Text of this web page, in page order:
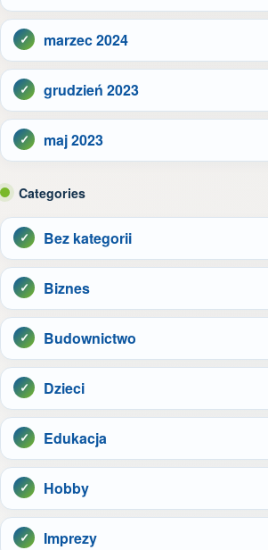
marzec 2024
grudzień 2023
maj 2023
Categories
Bez kategorii
Biznes
Budownictwo
Dzieci
Edukacja
Hobby
Imprezy